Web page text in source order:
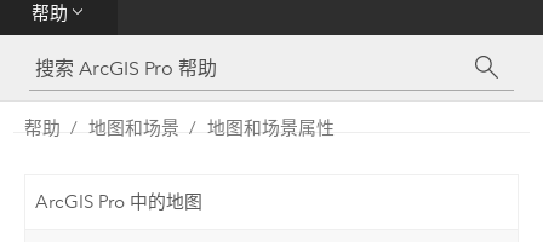
帮助
工具参考
Python
帮助 地图和场景 地图和场景属性
ArcGIS Pro 中的地图